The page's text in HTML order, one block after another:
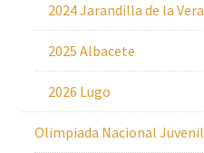
2024 Jarandilla de la Vera
2025 Albacete
2026 Lugo
Olimpiada Nacional Juvenil